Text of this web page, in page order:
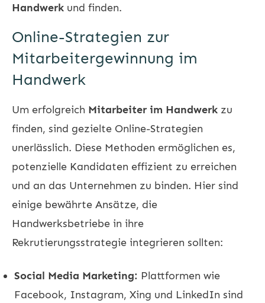
Handwerk und finden.
Online-Strategien zur
Mitarbeitergewinnung im
Handwerk
Um erfolgreich Mitarbeiter im Handwerk zu
finden, sind gezielte Online-Strategien
unerlässlich. Diese Methoden ermöglichen es,
potenzielle Kandidaten effizient zu erreichen
und an das Unternehmen zu binden. Hier sind
einige bewährte Ansätze, die
Handwerksbetriebe in ihre
Rekrutierungsstrategie integrieren sollten:
Social Media Marketing: Plattformen wie
Facebook, Instagram, Xing und LinkedIn sind